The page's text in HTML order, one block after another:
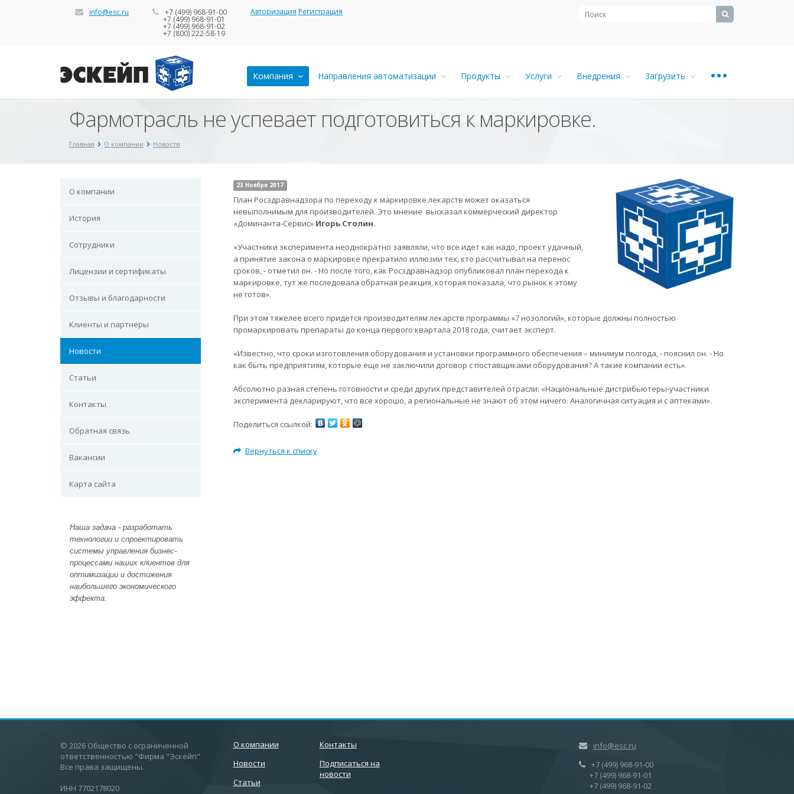
info@esc.ru +7 (499) 968-91-00
+7 (499) 968-91-01
+7 (499) 968-91-02
+7 (800) 222-58-19
Авторизация Регистрация
Компания Направления автоматизации Продукты Услуги Внедрения Загрузить ...
Фармотрасль не успевает подготовиться к маркировке.
Главная О компании Новости
О компании
История
Сотрудники
Лицензии и сертификаты
Отзывы и благодарности
Клиенты и партнеры
Новости
Статьи
Контакты
Обратная связь
Вакансии
Карта сайта
Наша задача - разработать
технологии и спроектировать
системы управления бизнес-
процессами наших клиентов для
оптимизации и достижения
наибольшего экономического
эффекта.
23 Ноября 2017
План Росздравнадзора по переходу к маркировке лекарств может оказаться
невыполнимым для производителей. Это мнение высказал коммерческий директор
«Доминанта-Сервис» Игорь Столин.
«Участники эксперимента неоднократно заявляли, что все идет как надо, проект удачный,
а принятие закона о маркировке прекратило иллюзии тех, кто рассчитывал на перенос
сроков, - отметил он. - Но после того, как Росздравнадзор опубликовал план перехода к
маркировке, тут же последовала обратная реакция, которая показала, что рынок к этому
не готов».
При этом тяжелее всего придется производителям лекарств программы «7 нозологий», которые должны полностью
промаркировать препараты до конца первого квартала 2018 года, считает эксперт.
«Известно, что сроки изготовления оборудования и установки программного обеспечения – минимум полгода, - пояснил он. - Но
как быть предприятиям, которые еще не заключили договор с поставщиками оборудования? А такие компании есть».
Абсолютно разная степень готовности и среди других представителей отрасли: «Национальные дистрибьютеры-участники
эксперимента декларируют, что все хорошо, а региональные не знают об этом ничего. Аналогичная ситуация и с аптеками».
Поделиться ссылкой:
Вернуться к списку
© 2026 Общество с ограниченной
ответственностью "Фирма "Эскейп"
Все права защищены.
ИНН 7702178020
О компании
Новости
Статьи
Контакты
Подписаться на
новости
info@esc.ru
+7 (499) 968-91-00
+7 (499) 968-91-01
+7 (499) 968-91-02